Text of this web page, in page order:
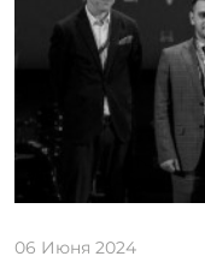
06 Июня 2024